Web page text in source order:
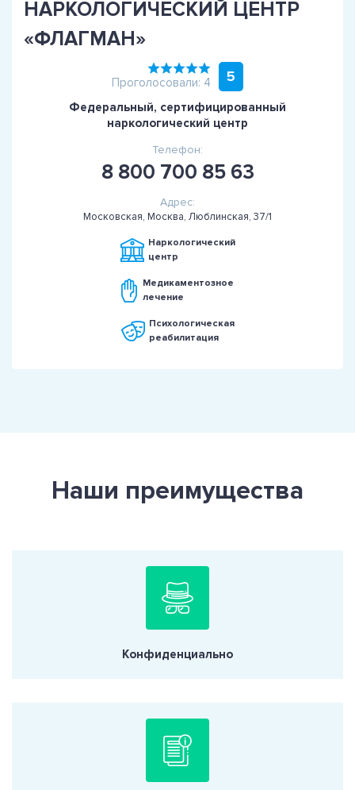
НАРКОЛОГИЧЕСКИЙ ЦЕНТР
«ФЛАГМАН»
Проголосовали: 4 5
Федеральный, сертифицированный
наркологический центр
Телефон:
8 800 700 85 63
Адрес:
Московская, Москва, Люблинская, 37/1
Наркологический
центр
Медикаментозное
лечение
Психологическая
реабилитация
Наши преимущества
Конфиденциально